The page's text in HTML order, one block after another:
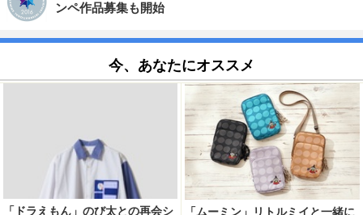
ンペ作品募集も開始
今、あなたにオススメ
「ドラえもん」のび太との再会シ
「ムーミン」リトルミイと一緒に